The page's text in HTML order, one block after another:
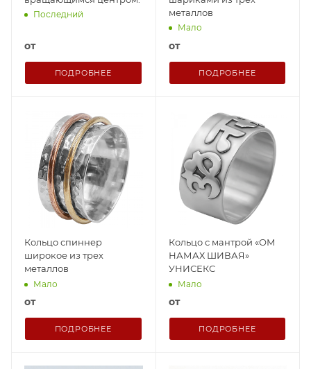
Последний
от
ПОДРОБНЕЕ
металлов
Мало
от
ПОДРОБНЕЕ
Кольцо спиннер
широкое из трех
металлов
Мало
от
ПОДРОБНЕЕ
Кольцо с мантрой «ОМ
НАМАХ ШИВАЯ»
УНИСЕКС
Мало
от
ПОДРОБНЕЕ